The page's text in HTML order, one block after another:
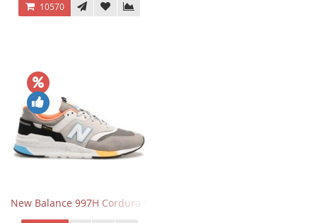
10570
New Balance 997H Cordura Marblehead с желтой и голубой